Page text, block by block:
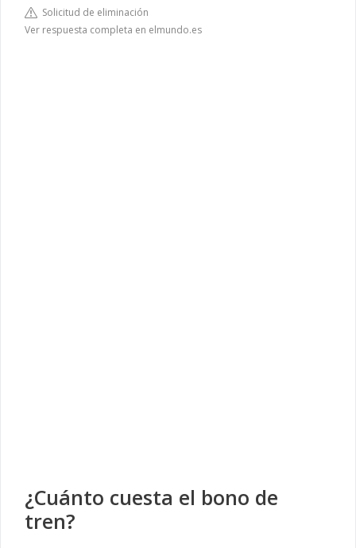
Solicitud de eliminación
Ver respuesta completa en elmundo.es
¿Cuánto cuesta el bono de
tren?